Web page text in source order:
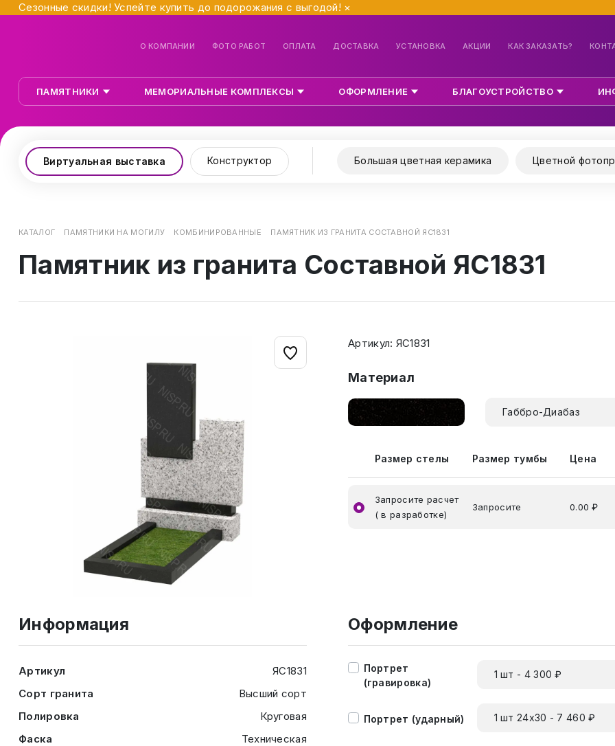
Сезонные скидки! Успейте купить до подорожания с выгодой! ×
О КОМПАНИИ ФОТО РАБОТ ОПЛАТА ДОСТАВКА УСТАНОВКА АКЦИИ КАК ЗАКАЗАТЬ?
ПАМЯТНИКИ МЕМОРИАЛЬНЫЕ КОМПЛЕКСЫ ОФОРМЛЕНИЕ БЛАГОУСТРОЙСТВО
Виртуальная выставка Конструктор Большая цветная керамика Цветной
КАТАЛОГ ПАМЯТНИКИ НА МОГИЛУ КОМБИНИРОВАННЫЕ ПАМЯТНИК ИЗ ГРАНИТА СОСТАВНОЙ ЯС1831
Памятник из гранита Составной ЯС1831
Артикул: ЯС1831
Материал
Габбро-Диабаз
Размер стелы Размер тумбы Цена
Запросите расчет
( в разработке)
Запросите 0.00 ₽
Информация
Артикул
ЯС1831
Сорт гранита
Высший сорт
Полировка
Круговая
Фаска
Техническая
Оформление
Портрет
(гравировка)
1 шт - 4 300 ₽
Портрет (ударный) 1 шт 24х30 - 7 460 ₽